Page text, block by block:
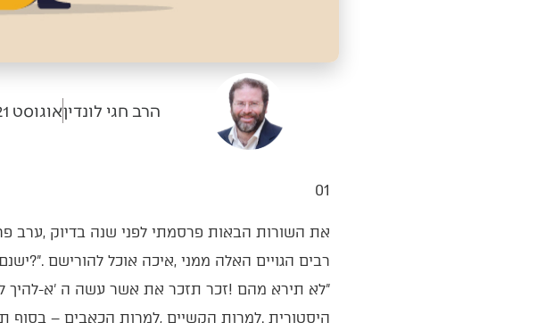
הרב חגי לונדיןאוגוסט 21, 2024
01‭ ‬
‬היסטורית‭. ‬למרות‭ ‬הקשיים‭, ‬למרות‭ ‬הכאבים‭ ‬‮–‬‭ ‬בסוף‭ ‬תמיד‭ ‬יוצאים‭ ‬מהמֵיצרים‭!‬